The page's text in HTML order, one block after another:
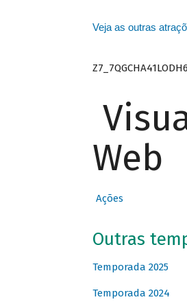
Veja as outras
Web
Ações
Outras
Temporada 2025
Temporada 2024